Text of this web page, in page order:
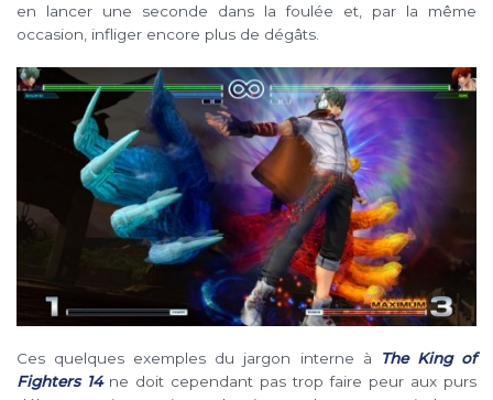
en lancer une seconde dans la foulée et, par la même
occasion, infliger encore plus de dégâts.
Ces quelques exemples du jargon interne à
The King of
Fighters 14ne doit cependant pas trop faire peur aux purs